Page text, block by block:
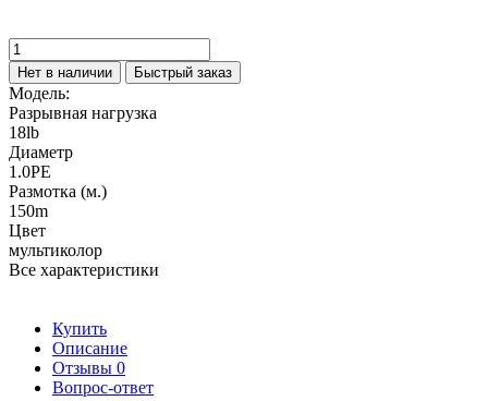
Нет в наличии Быстрый заказ
Модель:
Разрывная нагрузка
18lb
Диаметр
1.0PE
Размотка (м.)
150m
Цвет
мультиколор
Все характеристики
Купить
Описание
Отзывы 0
Вопрос-ответ